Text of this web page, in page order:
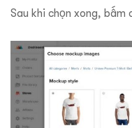
Sau khi chọn xong, bấm